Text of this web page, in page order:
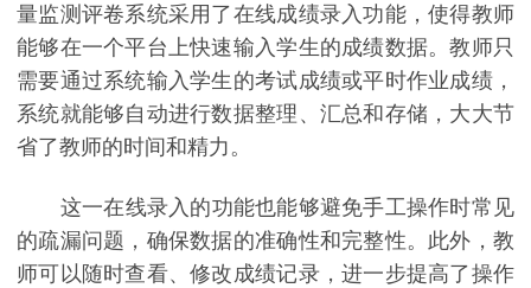
量监测评卷系统采用了在线成绩录入功能，使得教师
能够在一个平台上快速输入学生的成绩数据。教师只
需要通过系统输入学生的考试成绩或平时作业成绩，
系统就能够自动进行数据整理、汇总和存储，大大节
省了教师的时间和精力。
这一在线录入的功能也能够避免手工操作时常见
的疏漏问题，确保数据的准确性和完整性。此外，教
师可以随时查看、修改成绩记录，进一步提高了操作